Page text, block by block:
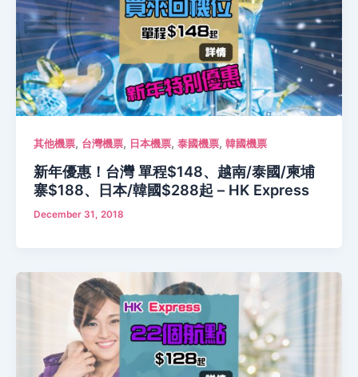
其他機票, 台灣機票, 日本機票, 泰國機票, 韓國機票
新年優惠！台灣 單程$148、越南/泰國/柬埔
寨$188、日本/韓國$288起 – HK Express
December 31, 2018